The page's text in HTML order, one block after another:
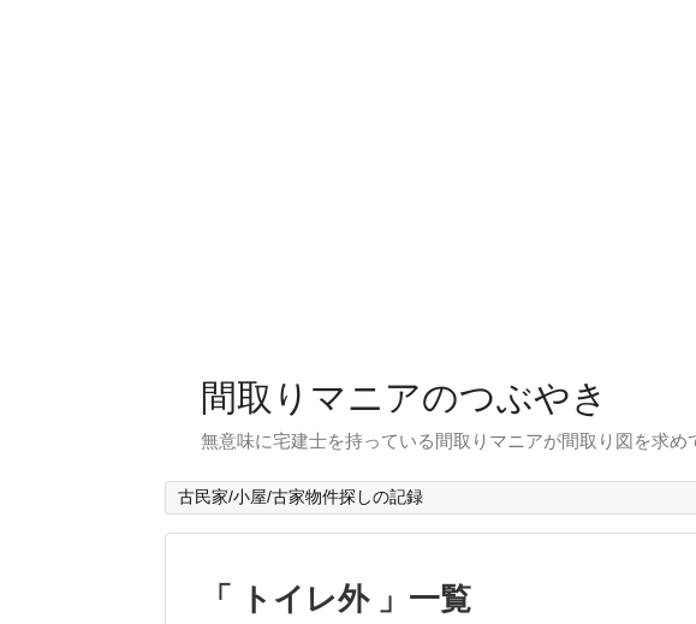
間取りマニアのつぶやき
無意味に宅建士を持っている間取りマニアが間取り図を求め
古民家/小屋/古家物件探しの記録
「 トイレ外 」一覧